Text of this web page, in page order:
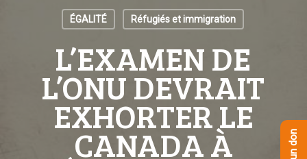
ÉGALITÉ Réfugiés et immigration
L’EXAMEN DE
L’ONU DEVRAIT
EXHORTER LE
CANADA À